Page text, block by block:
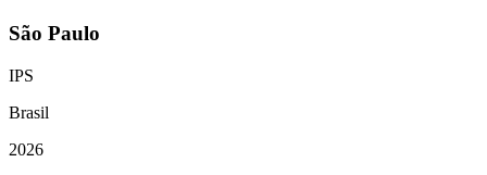
São Paulo
IPS
Brasil
2026